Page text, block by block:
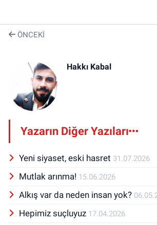
ÖNCEKI
Hakkı Kabal
Yazarın Diğer Yazıları
Yeni siyaset, eski hasret 31.07.2026
Mutlak arınma! 15.06.2026
Alkış var da neden insan yok?
Hepimiz suçluyuz 17.04.2026